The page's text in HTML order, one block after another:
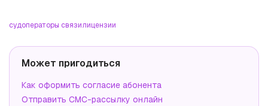
судоператоры связилицензии
Может пригодиться
Как оформить согласие абонента
Отправить СМС-рассылку онлайн